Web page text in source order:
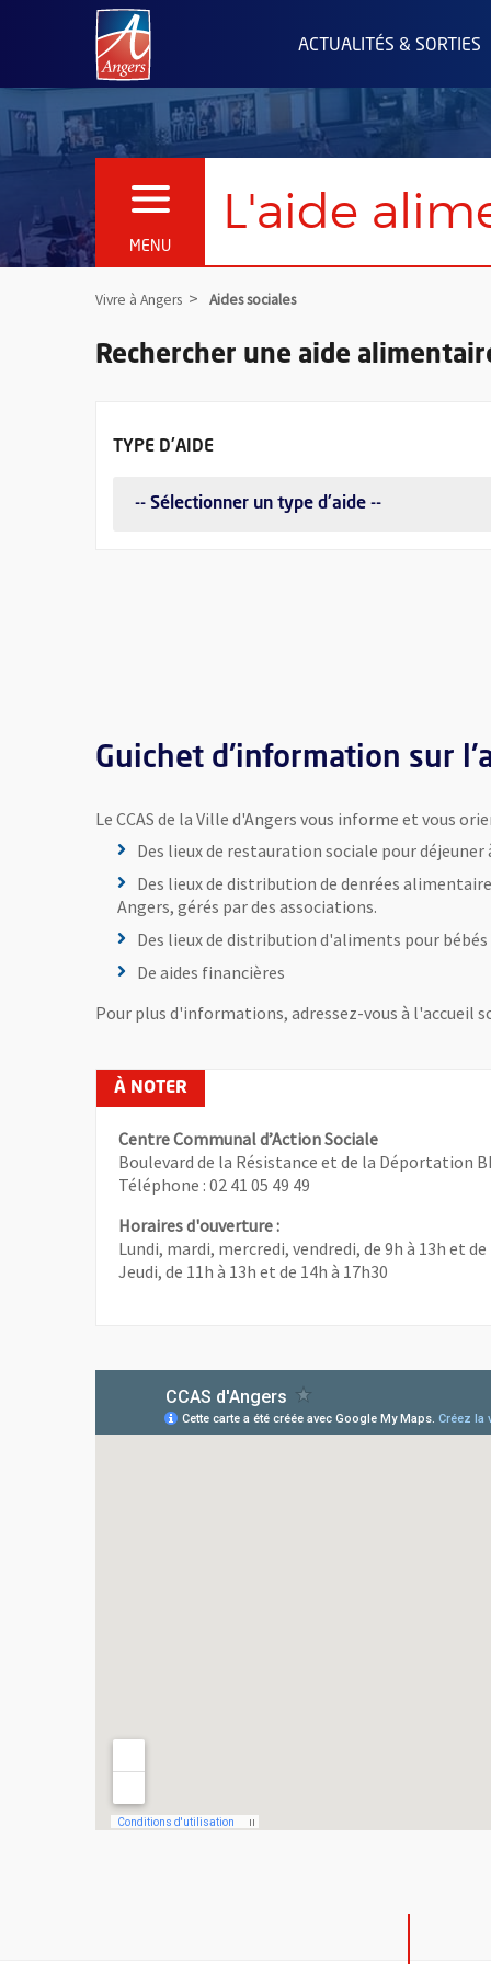
Angers.fr : Retour à l'accueil
ACTUALITÉS & SORTIES
MENU
OUVRIR LE MENU L'aide
Vivre à Angers Aides sociales
Rechercher une aide
FILTRER LES AIDES ALIMENTAIRES PAR
TYPE D'AIDE
Guichet d'information sur
Le CCAS de la Ville d'Angers vous informe et vous
Des lieux de restauration sociale pour déjeuner
Des lieux de distribution de denrées
Angers, gérés par des associations.
Des lieux de distribution d'aliments pour bébés
De aides financières
Pour plus d'informations, adressez-vous à l'accueil
Centre Communal d’Action Sociale
Boulevard de la Résistance et de la Déportation
Téléphone : 02 41 05 49 49
Horaires d'ouverture :
Lundi, mardi, mercredi, vendredi, de 9h à 13h et de
Jeudi, de 11h à 13h et de 14h à 17h30